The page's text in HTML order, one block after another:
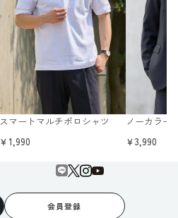
スマートマルチポロシャツ
￥1,990
ノーカラー
￥3,990
会員登録